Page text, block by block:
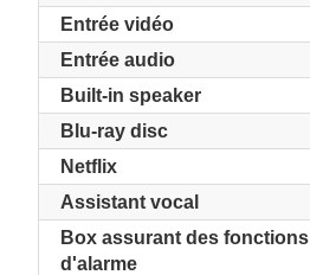
Entrée vidéo
Entrée audio
Built-in speaker
Blu-ray disc
Netflix
Assistant vocal
Box assurant des fonctions
d'alarme